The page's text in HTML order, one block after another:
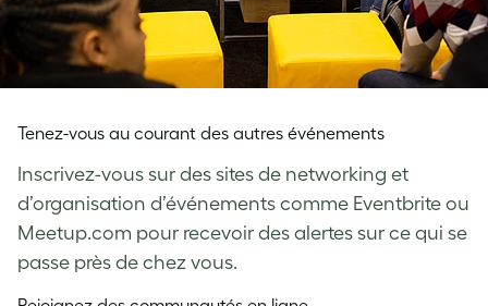
Tenez-vous au courant des autres événements
Inscrivez-vous sur des sites de networking et
d’organisation d’événements comme Eventbrite ou
Meetup.com pour recevoir des alertes sur ce qui se
passe près de chez vous.